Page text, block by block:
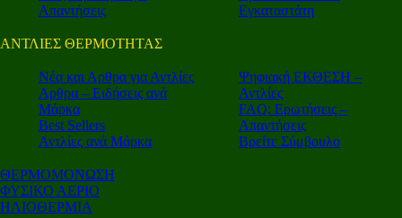
Απαντήσεις
Εγκαταστάτη
ΑΝΤΛΙΕΣ ΘΕΡΜΟΤΗΤΑΣ
Nέα και Αρθρα για Αντλίες
Αρθρα – Ειδήσεις ανά
Μάρκα
Best Sellers
Αντλίες ανά Μάρκα
Ψηφιακή ΕΚΘΕΣΗ –
Αντλίες
FAQ: Ερωτήσεις –
Απαντήσεις
Βρείτε Σύμβουλο
ΘΕΡΜΟΜΟΝΩΣΗ
ΦΥΣΙΚΟ ΑΕΡΙΟ
ΗΛΙΟΘΕΡΜΙΑ